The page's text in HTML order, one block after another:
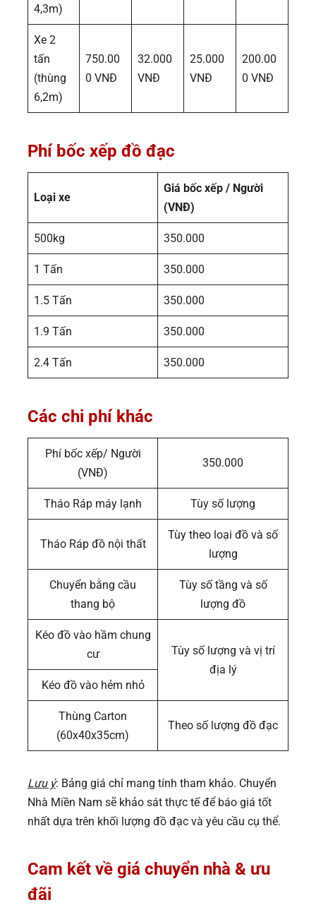
4,3m)
Xe 2
tấn
(thùng
6,2m)
750.00
0 VNĐ
32.000
VNĐ
25.000
VNĐ
200.00
0 VNĐ
Phí bốc xếp đồ đạc
Loại xe
Giá bốc xếp / Người
(VNĐ)
500kg 350.000
1 Tấn 350.000
1.5 Tấn 350.000
1.9 Tấn 350.000
2.4 Tấn 350.000
Các chi phí khác
Phí bốc xếp/ Người
(VNĐ)
350.000
Tháo Ráp máy lạnh Tùy số lượng
Tháo Ráp đồ nội thất
Tùy theo loại đồ và số
lượng
Chuyển bằng cầu
thang bộ
Tùy số tầng và số
lượng đồ
Kéo đồ vào hầm chung
cư
Tùy số lượng và vị trí
địa lý
Kéo đồ vào hẻm nhỏ
Thùng Carton
(60x40x35cm)
Theo số lượng đồ đạc
Lưu ý: Bảng giá chỉ mang tính tham khảo. Chuyển
Nhà Miền Nam sẽ khảo sát thực tế để báo giá tốt
nhất dựa trên khối lượng đồ đạc và yêu cầu cụ thể.
Cam kết về giá chuyển nhà & ưu
đãi